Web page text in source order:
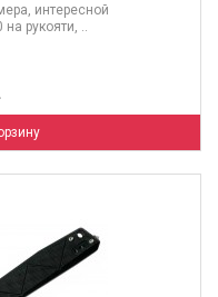
интересной
рукояти, ..